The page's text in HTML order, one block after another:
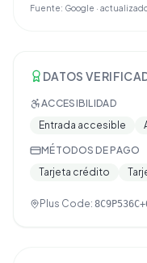
Fuente: Google ·
DATOS
ACCESIBILIDAD
Entrada accesible
MÉTODOS DE PAGO
Tarjeta crédito
Plus Code: